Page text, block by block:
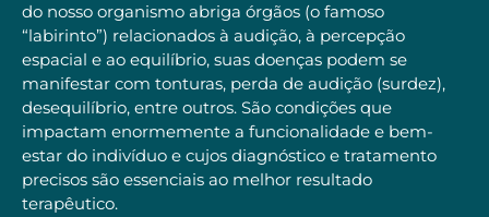
do nosso organismo abriga órgãos (o famoso
“labirinto”) relacionados à audição, à percepção
espacial e ao equilíbrio, suas doenças podem se
manifestar com tonturas, perda de audição (surdez),
desequilíbrio, entre outros. São condições que
impactam enormemente a funcionalidade e bem-
estar do indivíduo e cujos diagnóstico e tratamento
precisos são essenciais ao melhor resultado
terapêutico.